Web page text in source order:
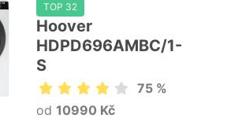
TOP 32
Hoover
HDPD696AMBC/1-
S
75 %
od 10990 Kč